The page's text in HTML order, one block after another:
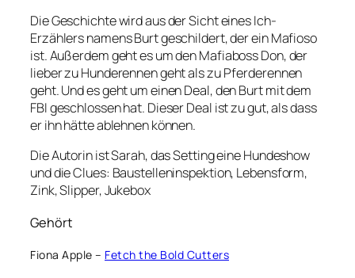
Die Geschichte wird aus der Sicht eines Ich-
Erzählers namens Burt geschildert, der ein Mafioso
ist. Außerdem geht es um den Mafiaboss Don, der
lieber zu Hunderennen geht als zu Pferderennen
geht. Und es geht um einen Deal, den Burt mit dem
FBI geschlossen hat. Dieser Deal ist zu gut, als dass
er ihn hätte ablehnen können.
Die Autorin ist Sarah, das Setting eine Hundeshow
und die Clues: Baustelleninspektion, Lebensform,
Zink, Slipper, Jukebox
Gehört
Fiona Apple – Fetch the Bold Cutters